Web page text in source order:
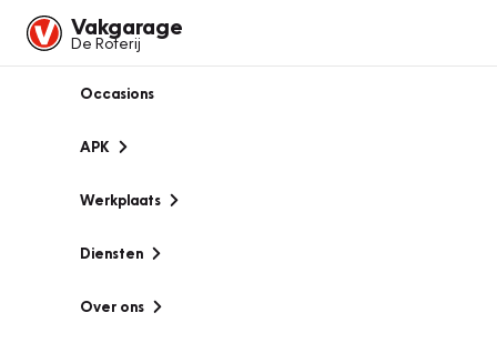
Vakgarage
De Roterij
Occasions
APK
Werkplaats
Diensten
Over ons